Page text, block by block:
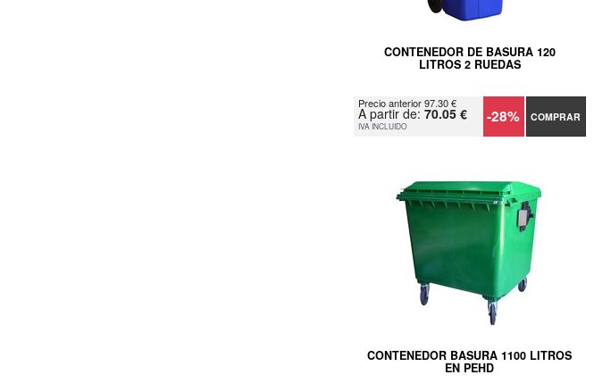
CONTENEDOR DE BASURA 120
LITROS 2 RUEDAS
Precio anterior 97.30 €
A partir de: 70.05 €
IVA INCLUIDO -28% COMPRAR
CONTENEDOR BASURA 1100 LITROS
EN PEHD